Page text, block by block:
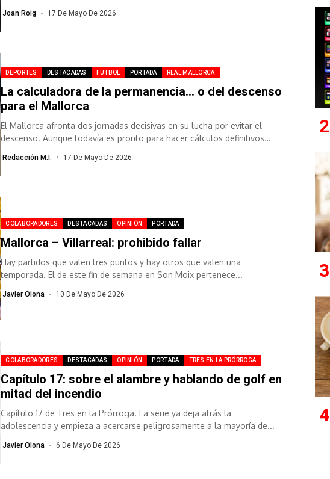
Joan Roig 17 De Mayo De 2026
DEPORTES DESTACADAS FÚTBOL PORTADA REAL MALLORCA
La calculadora de la permanencia… o del descenso
para el Mallorca
El Mallorca afronta dos jornadas decisivas en su lucha por evitar el
descenso. Aunque todavía es pronto para hacer cálculos definitivos
Redacción M.I. 17 De Mayo De 2026
COLABORADORES DESTACADAS OPINIÓN PORTADA
Mallorca – Villarreal: prohibido fallar
Hay partidos que valen tres puntos y hay otros que valen una
temporada. El de este fin de semana en Son Moix pertenece...
Javier Olona 10 De Mayo De 2026
COLABORADORES DESTACADAS OPINIÓN PORTADA TRES EN LA PRÓRROGA
Capítulo 17: sobre el alambre y hablando de golf en
mitad del incendio
Capítulo 17 de Tres en la Prórroga. La serie ya deja atrás la
adolescencia y empieza a acercarse peligrosamente a la mayoría de...
Javier Olona 6 De Mayo De 2026